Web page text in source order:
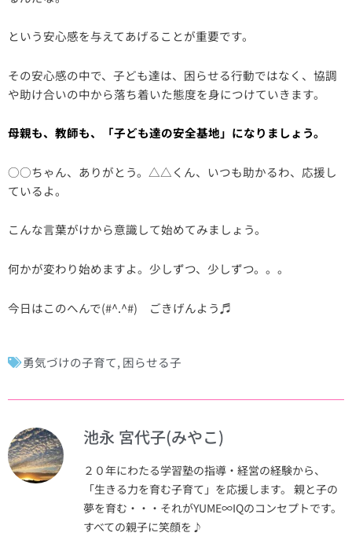
という安心感を与えてあげることが重要です。
その安心感の中で、子ども達は、困らせる行動ではなく、協調
や助け合いの中から落ち着いた態度を身につけていきます。
母親も、教師も、「子ども達の安全基地」になりましょう。
○○ちゃん、ありがとう。△△くん、いつも助かるわ、応援し
ているよ。
こんな言葉がけから意識して始めてみましょう。
何かが変わり始めますよ。少しずつ、少しずつ。。。
今日はこのへんで(#^.^#) ごきげんよう♬
勇気づけの子育て, 困らせる子
池永 宮代子(みやこ)
２０年にわたる学習塾の指導・経営の経験から、
「生きる力を育む子育て」を応援します。 親と子の
夢を育む・・・それがYUME∞IQのコンセプトです。
すべての親子に笑顔を♪